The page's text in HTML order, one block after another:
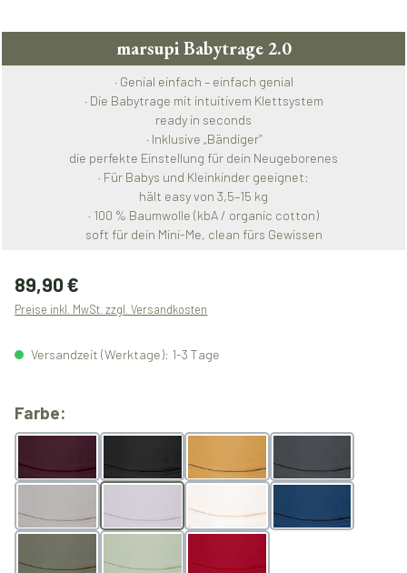
marsupi Babytrage 2.0
· Genial einfach – einfach genial
· Die Babytrage mit intuitivem Klettsystem
ready in seconds
· Inklusive „Bändiger“
die perfekte Einstellung für dein Neugeborenes
· Für Babys und Kleinkinder geeignet:
hält easy von 3,5–15 kg
· 100 % Baumwolle (kbA / organic cotton)
soft für dein Mini-Me, clean fürs Gewissen
Regulärer Preis:
89,90 €
Preise inkl. MwSt. zzgl. Versandkosten
Versandzeit (Werktage): 1-3 Tage
Farbe:
Berry Black Butterscotch Grey
Light Grey Natur Ocean
Olive Pistachio Rubyred